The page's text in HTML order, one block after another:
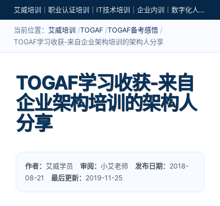
艾威培训｜职业认证培训｜IT技术培训｜企业内训｜数字化人才培养
当前位置： 艾威培训 TOGAF TOGAF备考感悟
TOGAF学习收获-来自企业架构培训的架构人分享
TOGAF学习收获-来自
企业架构培训的架构人
分享
作者： 艾威学员 审阅：小艾老师 发布日期： 2018-
08-21最后更新： 2019-11-25